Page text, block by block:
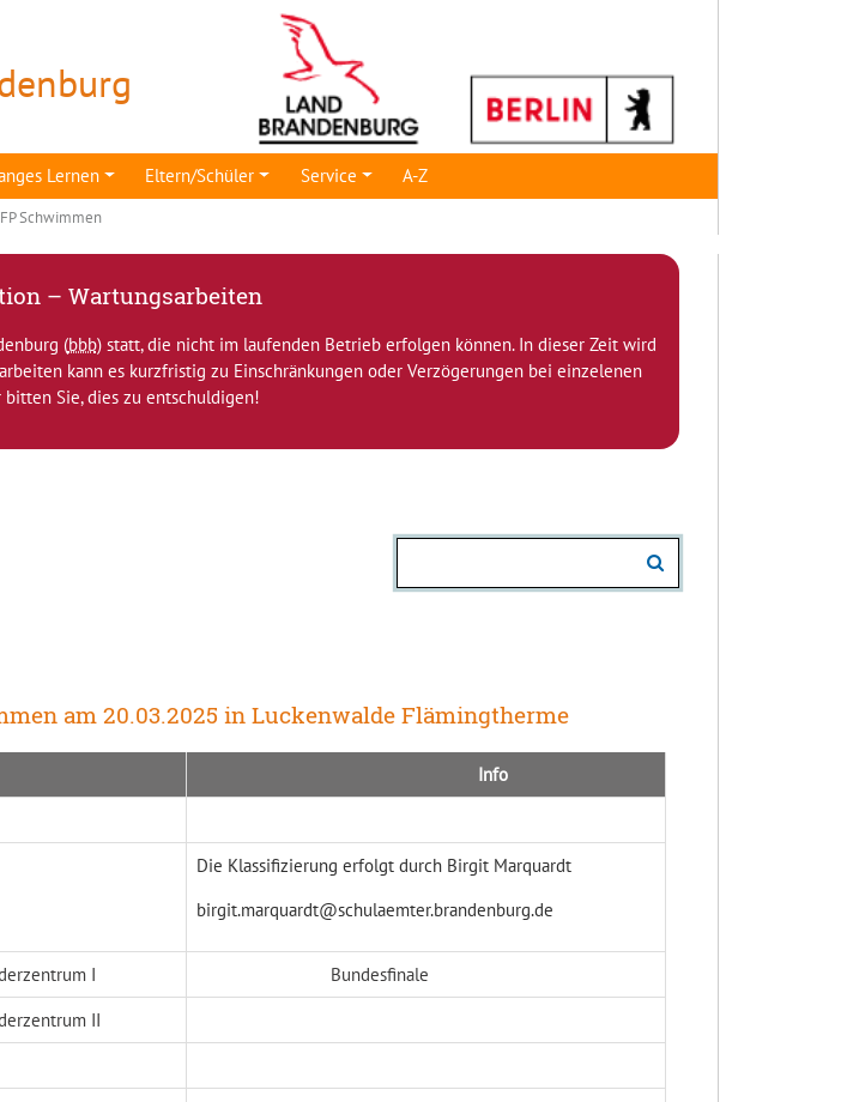
Lernen Eltern/Schüler Service A-Z
Schwimmen
– Wartungsarbeiten
(bbb) statt, die nicht im laufenden Betrieb erfolgen können. In dieser Zeit wird
kann es kurzfristig zu Einschränkungen oder Verzögerungen bei einzelenen
bitten Sie, dies zu entschuldigen!
am 20.03.2025 in Luckenwalde Flämingtherme
Info
Die Klassifizierung erfolgt durch Birgit Marquardt
birgit.marquardt@schulaemter.brandenburg.de
I
Bundesfinale
II